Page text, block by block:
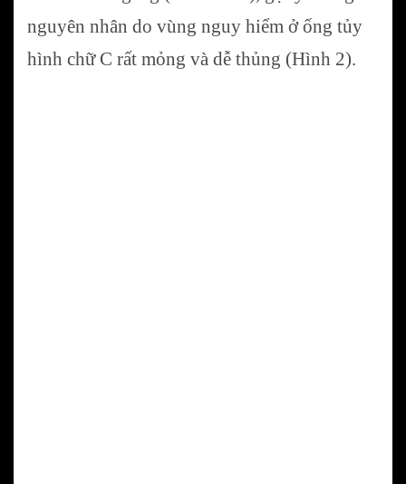
nguyên nhân do vùng nguy hiểm ở ống tủy
hình chữ C rất mỏng và dễ thủng (Hình 2).